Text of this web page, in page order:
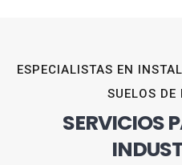
ESPECIALISTAS EN
SUELOS DE
SERVICIOS